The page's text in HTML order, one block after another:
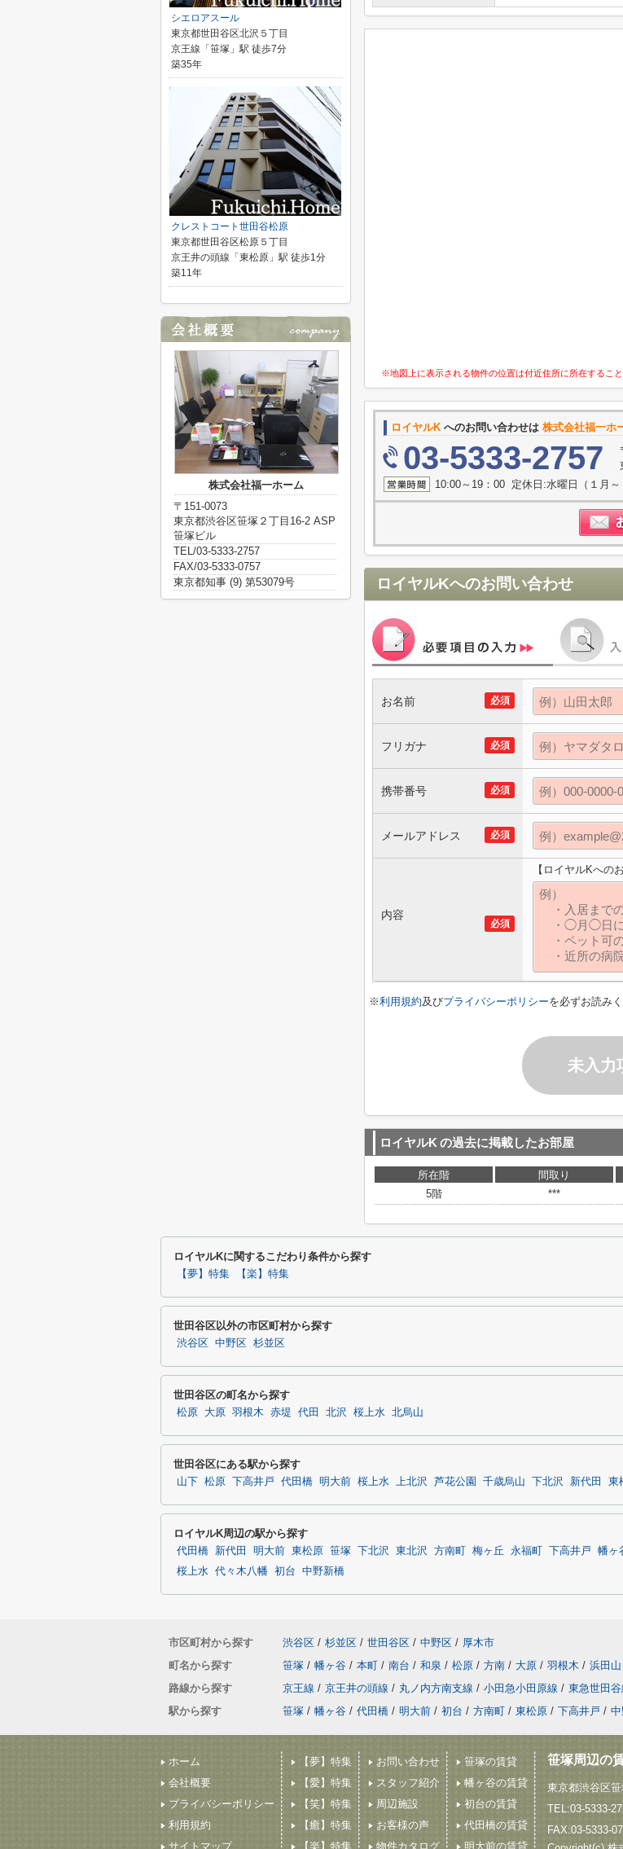
※地図上に表示される物件の位置は付近住所に所在するこ
ロイヤルK へのお問い合わせは 株式会社福一ホ
03-5333-2757
10:00～19：00 定休日:水曜日（１月～
ロイヤルKへのお問い合わせ
必須
お名前
必須
フリガナ
必須
携帯番号
必須
メールアドレス
必須
内容
【ロイヤルKへの
※利用規約及びプライバシーポリシーを必ずお読み
未入力
ロイヤルK の過去に掲載したお部屋
所在階 間取り
5階
***
シエロアスール
東京都世田谷区北沢５丁目
京王線「笹塚」駅 徒歩7分
築35年
クレストコート世田谷松原
東京都世田谷区松原５丁目
京王井の頭線「東松原」駅 徒歩1分
築11年
株式会社福一ホーム
〒151-0073
東京都渋谷区笹塚２丁目16-2 ASP
笹塚ビル
TEL/03-5333-2757
FAX/03-5333-0757
東京都知事 (9) 第53079号
ロイヤルKに関するこだわり条件から探す
【夢】特集 【楽】特集
世田谷区以外の市区町村から探す
渋谷区 中野区 杉並区
世田谷区の町名から探す
松原 大原 羽根木 赤堤 代田 北沢 桜上水 北烏山
世田谷区にある駅から探す
山下 松原 下高井戸 代田橋 明大前 桜上水 上北沢 芦花公園 千歳烏山 下北沢 新代田 東
ロイヤルK周辺の駅から探す
代田橋 新代田 明大前 東松原 笹塚 下北沢 東北沢 方南町 梅ヶ丘 永福町 下高井戸 幡ヶ
桜上水 代々木八幡 初台 中野新橋
市区町村から探す 渋谷区 / 杉並区 / 世田谷区 / 中野区 / 厚木市
町名から探す
笹塚 / 幡ヶ谷 / 本町 / 南台 / 和泉 / 松原 / 方南 / 大原 / 羽根木 / 浜田山
路線から探す
京王線 / 京王井の頭線 / 丸ノ内方南支線 / 小田急小田原線 / 東急世田谷
駅から探す
笹塚 / 幡ヶ谷 / 代田橋 / 明大前 / 初台 / 方南町 / 東松原 / 下高井戸 /
ホーム
会社概要
プライバシーポリシー
利用規約
サイトマップ
【夢】特集
【愛】特集
【笑】特集
【癒】特集
【楽】特集
お問い合わせ
スタッフ紹介
周辺施設
お客様の声
物件カタログ
笹塚の賃貸
幡ヶ谷の賃貸
初台の賃貸
代田橋の賃貸
明大前の賃貸
笹塚周辺の
東京都渋谷区
TEL:03-5333-
FAX:03-5333-